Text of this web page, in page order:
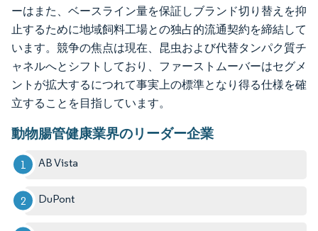
ーはまた、ベースライン量を保証しブランド切り替えを抑
止するために地域飼料工場との独占的流通契約を締結して
います。競争の焦点は現在、昆虫および代替タンパク質チ
ャネルへとシフトしており、ファーストムーバーはセグメ
ントが拡大するにつれて事実上の標準となり得る仕様を確
立することを目指しています。
動物腸管健康業界のリーダー企業
AB Vista
DuPont